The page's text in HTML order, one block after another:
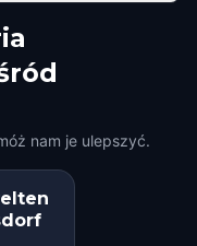
nam je ulepszyć.